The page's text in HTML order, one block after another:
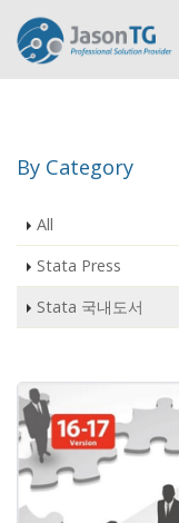
By Category
All
Stata Press
Stata 국내도서